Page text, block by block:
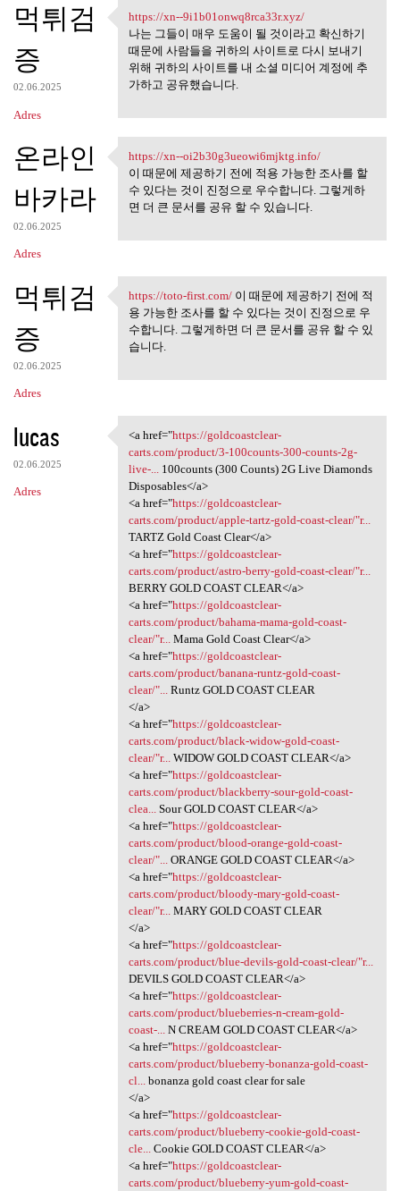
먹튀검
증
02.06.2025
Adres
https://xn--9i1b01onwq8rca33r
https://xn--9i1b01onwq8rca33r.xyz/
나는 그들이 매우 도움이 될 것이라고 확신하기
때문에 사람들을 귀하의 사이트로 다시 보내기
위해 귀하의 사이트를 내 소셜 미디어 계정에 추
가하고 공유했습니다.
온라인
바카라
02.06.2025
Adres
https://xn-
https://xn--oi2b30g3ueowi6mjktg.info/
이 때문에 제공하기 전에 적용 가능한 조사를 할
수 있다는 것이 진정으로 우수합니다. 그렇게하
면 더 큰 문서를 공유 할 수 있습니다.
먹튀검
증
02.06.2025
Adres
https://toto-first.com/ 이 때문에
https://toto-first.com/이 때문에 제공하기 전에 적
용 가능한 조사를 할 수 있다는 것이 진정으로 우
수합니다. 그렇게하면 더 큰 문서를 공유 할 수 있
습니다.
lucas
02.06.2025
Adres
<a href="https:/
<a href="https://goldcoastclear-
carts.com/product/3-100counts-300-counts-2g-
live-...
100counts (300 Counts) 2G Live Diamonds
Disposables</a>
<a href="https://goldcoastclear-
carts.com/product/apple-tartz-gold-coast-clear/"r...
TARTZ Gold Coast Clear</a>
<a href="https://goldcoastclear-
carts.com/product/astro-berry-gold-coast-clear/"r...
BERRY GOLD COAST CLEAR</a>
<a href="https://goldcoastclear-
carts.com/product/bahama-mama-gold-coast-
clear/"r...
Mama Gold Coast Clear</a>
<a href="https://goldcoastclear-
carts.com/product/banana-runtz-gold-coast-
clear/"...
Runtz GOLD COAST CLEAR
</a>
<a href="https://goldcoastclear-
carts.com/product/black-widow-gold-coast-
clear/"r...
WIDOW GOLD COAST CLEAR</a>
<a href="https://goldcoastclear-
carts.com/product/blackberry-sour-gold-coast-
clea...
Sour GOLD COAST CLEAR</a>
<a href="https://goldcoastclear-
carts.com/product/blood-orange-gold-coast-
clear/"...
ORANGE GOLD COAST CLEAR</a>
<a href="https://goldcoastclear-
carts.com/product/bloody-mary-gold-coast-
clear/"r...
MARY GOLD COAST CLEAR
</a>
<a href="https://goldcoastclear-
carts.com/product/blue-devils-gold-coast-clear/"r...
DEVILS GOLD COAST CLEAR</a>
<a href="https://goldcoastclear-
carts.com/product/blueberries-n-cream-gold-
coast-...
N CREAM GOLD COAST CLEAR</a>
<a href="https://goldcoastclear-
carts.com/product/blueberry-bonanza-gold-coast-
cl...
bonanza gold coast clear for sale
</a>
<a href="https://goldcoastclear-
carts.com/product/blueberry-cookie-gold-coast-
cle...
Cookie GOLD COAST CLEAR</a>
<a href="https://goldcoastclear-
carts.com/product/blueberry-yum-gold-coast-